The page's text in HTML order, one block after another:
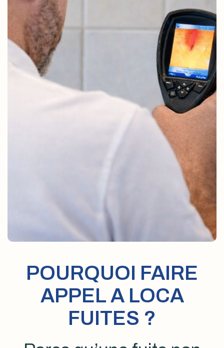
POURQUOI FAIRE
APPEL A LOCA
FUITES ?